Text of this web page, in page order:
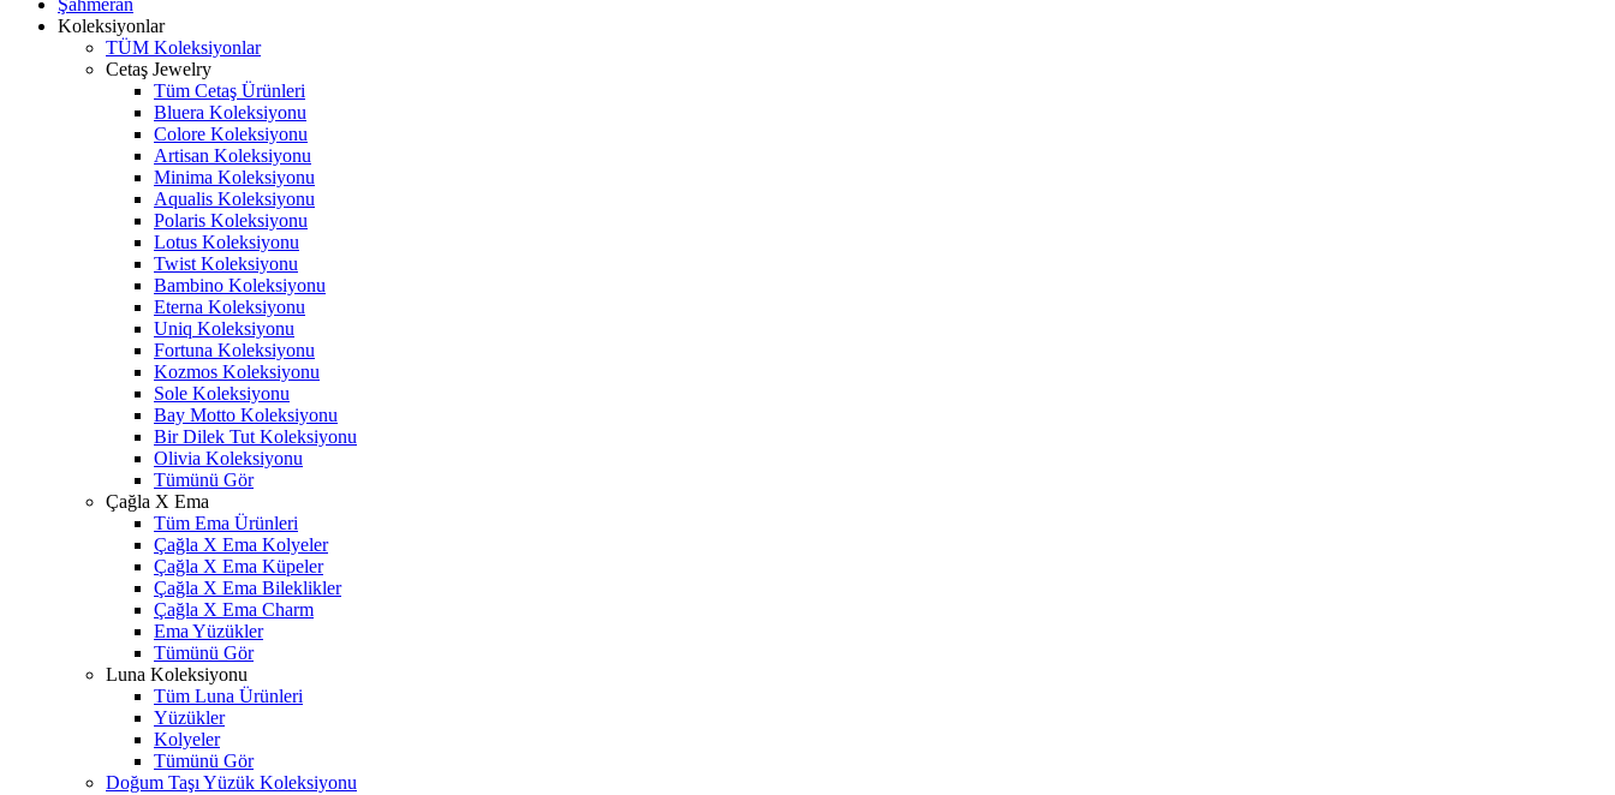
Şahmeran
Koleksiyonlar
TÜM Koleksiyonlar
Cetaş Jewelry
Tüm Cetaş Ürünleri
Bluera Koleksiyonu
Colore Koleksiyonu
Artisan Koleksiyonu
Minima Koleksiyonu
Aqualis Koleksiyonu
Polaris Koleksiyonu
Lotus Koleksiyonu
Twist Koleksiyonu
Bambino Koleksiyonu
Eterna Koleksiyonu
Uniq Koleksiyonu
Fortuna Koleksiyonu
Kozmos Koleksiyonu
Sole Koleksiyonu
Bay Motto Koleksiyonu
Bir Dilek Tut Koleksiyonu
Olivia Koleksiyonu
Tümünü Gör
Çağla X Ema
Tüm Ema Ürünleri
Çağla X Ema Kolyeler
Çağla X Ema Küpeler
Çağla X Ema Bileklikler
Çağla X Ema Charm
Ema Yüzükler
Tümünü Gör
Luna Koleksiyonu
Tüm Luna Ürünleri
Yüzükler
Kolyeler
Tümünü Gör
Doğum Taşı Yüzük Koleksiyonu